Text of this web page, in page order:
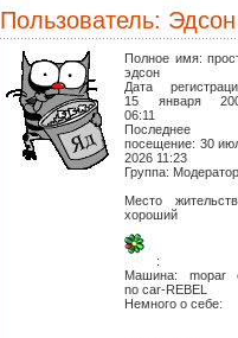
Пользователь: Эдсон
Полное имя:
эдсон
Дата
15 января
06:11
Последнее
посещение: 30
2026 11:23
Группа:
Место
хороший
:
Машина: mopar
no car-REBEL
Немного о себе: